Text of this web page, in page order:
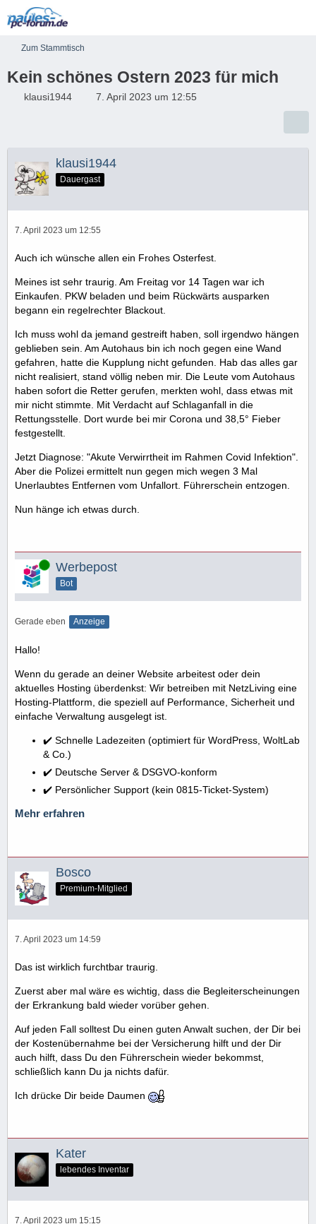
Zum Stammtisch
Kein schönes Ostern 2023 für mich
klausi1944 7. April 2023 um 12:55
klausi1944
Dauergast
7. April 2023 um 12:55
Auch ich wünsche allen ein Frohes Osterfest.
Meines ist sehr traurig. Am Freitag vor 14 Tagen war ich
Einkaufen. PKW beladen und beim Rückwärts ausparken
begann ein regelrechter Blackout.
Ich muss wohl da jemand gestreift haben, soll irgendwo hängen
geblieben sein. Am Autohaus bin ich noch gegen eine Wand
gefahren, hatte die Kupplung nicht gefunden. Hab das alles gar
nicht realisiert, stand völlig neben mir. Die Leute vom Autohaus
haben sofort die Retter gerufen, merkten wohl, dass etwas mit
mir nicht stimmte. Mit Verdacht auf Schlaganfall in die
Rettungsstelle. Dort wurde bei mir Corona und 38,5° Fieber
festgestellt.
Jetzt Diagnose: "Akute Verwirrtheit im Rahmen Covid Infektion".
Aber die Polizei ermittelt nun gegen mich wegen 3 Mal
Unerlaubtes Entfernen vom Unfallort. Führerschein entzogen.
Nun hänge ich etwas durch.
Online Werbepost
Bot
Gerade eben Anzeige
Hallo!
Wenn du gerade an deiner Website arbeitest oder dein
aktuelles Hosting überdenkst: Wir betreiben mit NetzLiving eine
Hosting-Plattform, die speziell auf Performance, Sicherheit und
einfache Verwaltung ausgelegt ist.
✔️ Schnelle Ladezeiten (optimiert für WordPress, WoltLab
& Co.)
✔️ Deutsche Server & DSGVO-konform
✔️ Persönlicher Support (kein 0815-Ticket-System)
Mehr erfahren
Bosco
Premium-Mitglied
7. April 2023 um 14:59
Das ist wirklich furchtbar traurig.
Zuerst aber mal wäre es wichtig, dass die Begleiterscheinungen
der Erkrankung bald wieder vorüber gehen.
Auf jeden Fall solltest Du einen guten Anwalt suchen, der Dir bei
der Kostenübernahme bei der Versicherung hilft und der Dir
auch hilft, dass Du den Führerschein wieder bekommst,
schließlich kann Du ja nichts dafür.
Ich drücke Dir beide Daumen
Kater
lebendes Inventar
7. April 2023 um 15:15